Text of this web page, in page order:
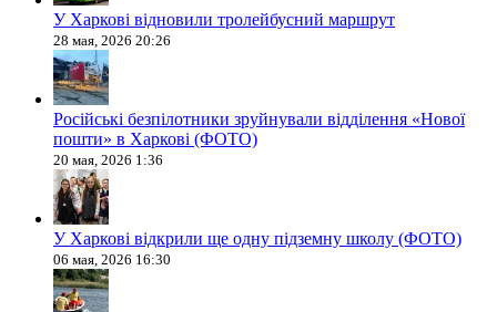
У Харкові відновили тролейбусний маршрут
28 мая, 2026 20:26
Російські безпілотники зруйнували відділення «Нової
пошти» в Харкові (ФОТО)
20 мая, 2026 1:36
У Харкові відкрили ще одну підземну школу (ФОТО)
06 мая, 2026 16:30